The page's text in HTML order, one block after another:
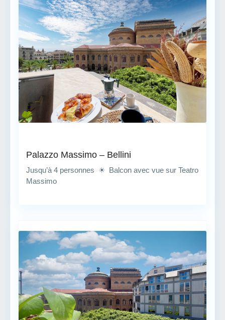
Palazzo Massimo – Bellini
Jusqu’à 4 personnes ☀ Balcon avec vue sur Teatro
Massimo